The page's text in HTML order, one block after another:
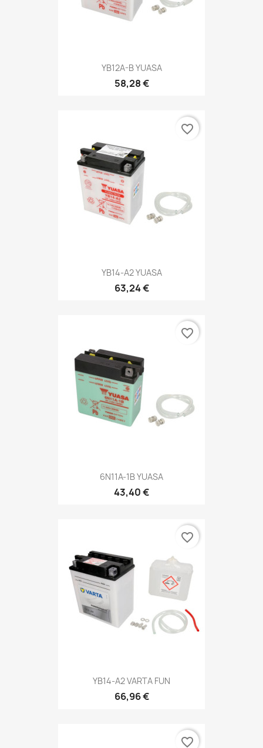
YB12A-B YUASA
58,28 €
YB14-A2 YUASA
63,24 €
favorite_border
6N11A-1B YUASA
43,40 €
favorite_border
YB14-A2 VARTA FUN
66,96 €
favorite_border
favorite_border